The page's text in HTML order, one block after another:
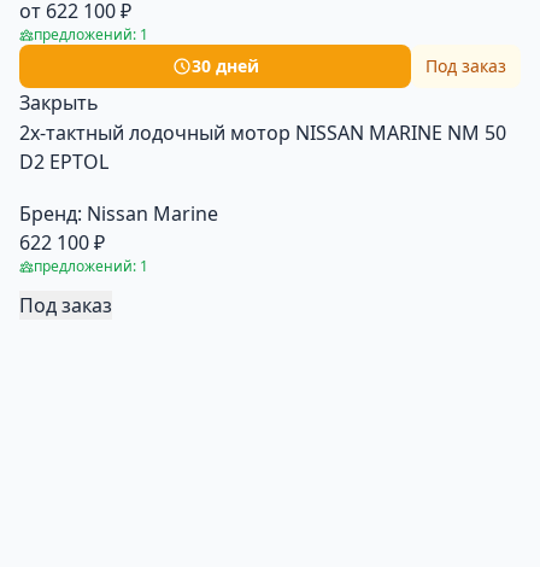
от 622 100 ₽
предложений: 1
30 дней Под заказ
Закрыть
2х-тактный лодочный мотор NISSAN MARINE NM 50
D2 EPTOL
Бренд: Nissan Marine
622 100 ₽
предложений: 1
Под заказ